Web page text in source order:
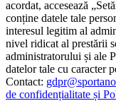
acordat, accesează
conține datele tale
interesul legitim al
nivel ridicat al prestării
administratorului și ale
datelor tale cu caracter
Contact:
de confidențialitate și